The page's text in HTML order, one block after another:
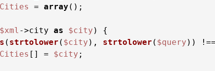
= array ();
$xml ->city as $city
( strtolower ( $city ), strtolower ( $query ))
[] = $city ;